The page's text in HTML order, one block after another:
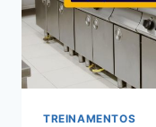
TREINAMENTOS